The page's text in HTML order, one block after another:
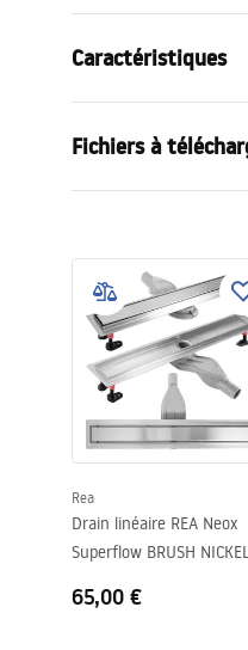
Caractéristiques
Type de siphon
Longueur du drain
Couleur
Type de couverture
Capacité
Revêtement
Garantie
Fichiers à
LINEAR-2.pdf
Rea
Drain linéaire REA Neox
Superflow BRUSH
65,00 €